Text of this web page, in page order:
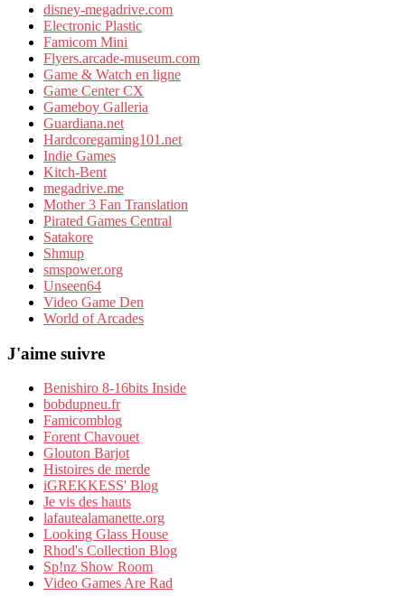
disney-megadrive.com
Electronic Plastic
Famicom Mini
Flyers.arcade-museum.com
Game & Watch en ligne
Game Center CX
Gameboy Galleria
Guardiana.net
Hardcoregaming101.net
Indie Games
Kitch-Bent
megadrive.me
Mother 3 Fan Translation
Pirated Games Central
Satakore
Shmup
smspower.org
Unseen64
Video Game Den
World of Arcades
J'aime suivre
Benishiro 8-16bits Inside
bobdupneu.fr
Famicomblog
Forent Chavouet
Glouton Barjot
Histoires de merde
iGREKKESS' Blog
Je vis des hauts
lafautealamanette.org
Looking Glass House
Rhod's Collection Blog
Sp!nz Show Room
Video Games Are Rad